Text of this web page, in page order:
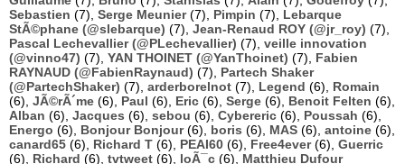
Sebastien (7), Serge Meunier(7), Pimpin (7), Lebarque
StÃ©phane (@slebarque) (7), Jean-Renaud ROY (@jr_roy) (7),
Pascal Lechevallier (@PLechevallier) (7), veille innovation
(@vinno47) (7), YAN THOINET (@YanThoinet) (7), Fabien
RAYNAUD (@FabienRaynaud) (7), Partech Shaker
(@PartechShaker) (7), arderborelnot (7), Legend (6), Romain
(6), JÃ©rÃ´me (6), Paul (6), Eric (6), Serge (6), Benoit Felten (6),
Alban (6), Jacques (6), sebou (6), Cybereric (6), Poussah (6),
Energo (6), Bonjour Bonjour(6), boris (6), MAS (6), antoine (6),
canard65 (6), Richard T (6), PEAI60 (6), Free4ever(6), Guerric
(6), Richard (6), tvtweet (6), loÃ¯c (6), Matthieu Dufour